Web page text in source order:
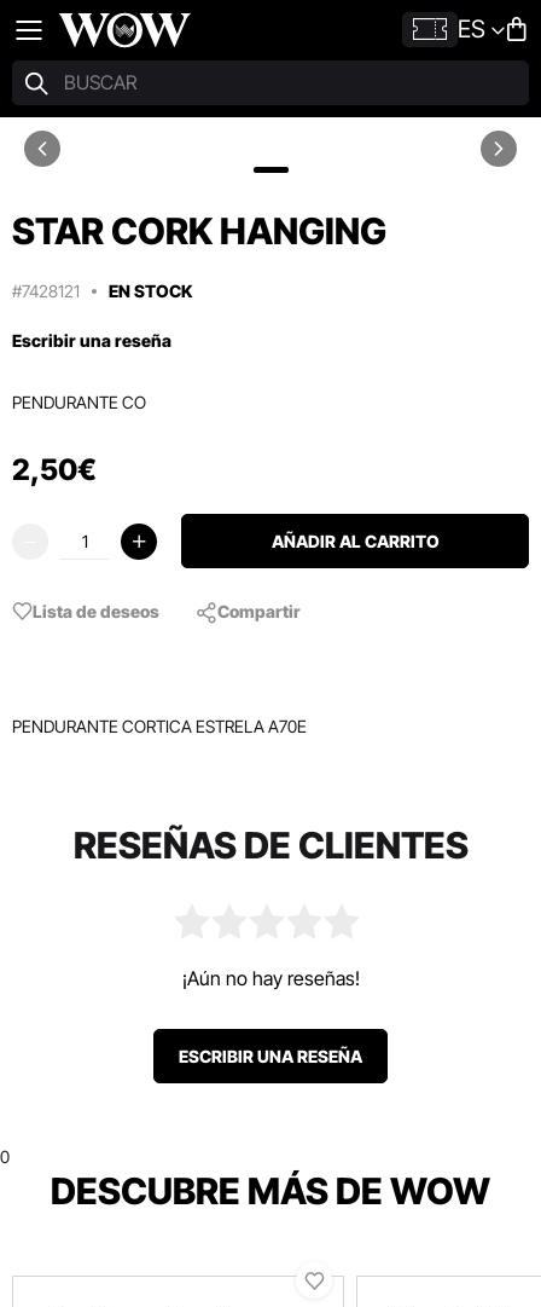
ES
STAR CORK HANGING
#7428121 EN STOCK
Escribir una reseña
PENDURANTE CO
2,50€
AÑADIR AL CARRITO
Lista de deseos Compartir
PENDURANTE CORTICA ESTRELA A70E
RESEÑAS DE CLIENTES
¡Aún no hay reseñas!
ESCRIBIR UNA RESEÑA
0
DESCUBRE MÁS DE WOW